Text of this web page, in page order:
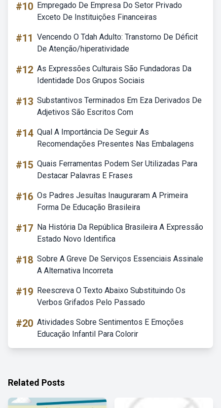
#10 Empregado De Empresa Do Setor Privado
Exceto De Instituições Financeiras
#11 Vencendo O Tdah Adulto: Transtorno De Déficit
De Atenção/hiperatividade
#12 As Expressões Culturais São Fundadoras Da
Identidade Dos Grupos Sociais
#13 Substantivos Terminados Em Eza Derivados De
Adjetivos São Escritos Com
#14 Qual A Importância De Seguir As
Recomendações Presentes Nas Embalagens
#15 Quais Ferramentas Podem Ser Utilizadas Para
Destacar Palavras E Frases
#16 Os Padres Jesuítas Inauguraram A Primeira
Forma De Educação Brasileira
#17 Na História Da República Brasileira A Expressão
Estado Novo Identifica
#18 Sobre A Greve De Serviços Essenciais Assinale
A Alternativa Incorreta
#19 Reescreva O Texto Abaixo Substituindo Os
Verbos Grifados Pelo Passado
#20 Atividades Sobre Sentimentos E Emoções
Educação Infantil Para Colorir
Related Posts